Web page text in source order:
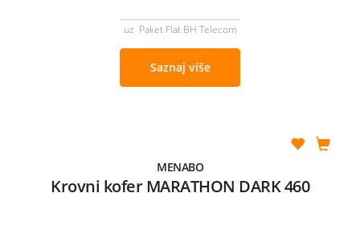
uz Paket Flat BH Telecom
Saznaj više
MENABO
Krovni kofer MARATHON DARK 460